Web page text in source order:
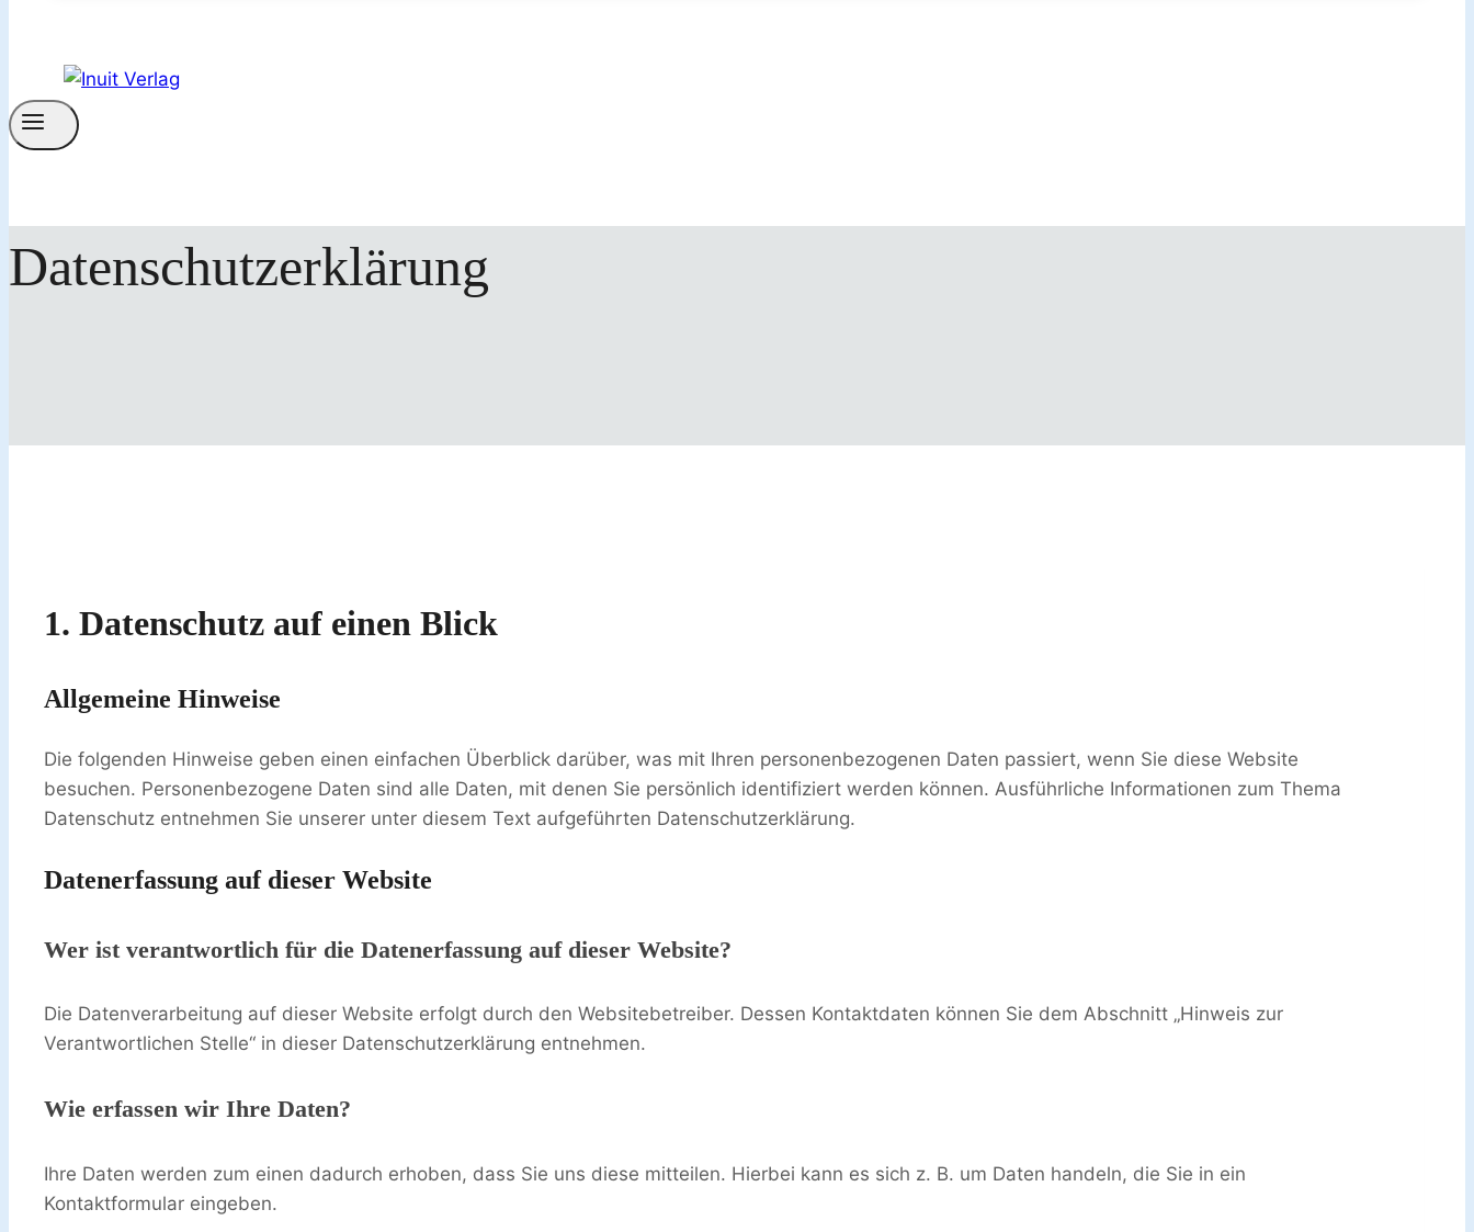
Datenschutzerklärung
1. Datenschutz auf einen Blick
Allgemeine Hinweise
Die folgenden Hinweise geben einen einfachen Überblick darüber, was mit Ihren personenbezogenen Daten passiert, wenn Sie diese Website
besuchen. Personenbezogene Daten sind alle Daten, mit denen Sie persönlich identifiziert werden können. Ausführliche Informationen zum Thema
Datenschutz entnehmen Sie unserer unter diesem Text aufgeführten Datenschutzerklärung.
Datenerfassung auf dieser Website
Wer ist verantwortlich für die Datenerfassung auf dieser Website?
Die Datenverarbeitung auf dieser Website erfolgt durch den Websitebetreiber. Dessen Kontaktdaten können Sie dem Abschnitt „Hinweis zur
Verantwortlichen Stelle“ in dieser Datenschutzerklärung entnehmen.
Wie erfassen wir Ihre Daten?
Ihre Daten werden zum einen dadurch erhoben, dass Sie uns diese mitteilen. Hierbei kann es sich z. B. um Daten handeln, die Sie in ein
Kontaktformular eingeben.